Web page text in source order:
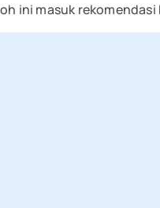
ini masuk